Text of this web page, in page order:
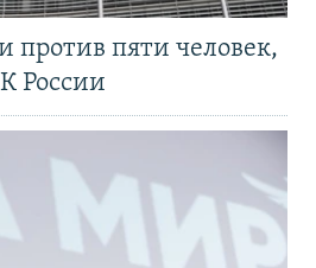
против пяти человек,
России